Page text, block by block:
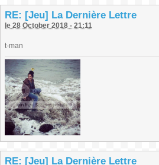
RE: [Jeu] La Dernière Lettre
le 28 October 2018 - 21:11
t-man
RE: [Jeu] La Dernière Lettre